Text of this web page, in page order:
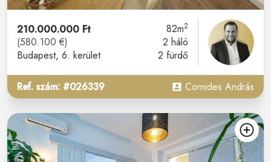
210.000.000 Ft
(580.100 €)
Budapest, 6. kerület
82m2
2 háló
2 fürdő
Ref. szám: #026339 Cornides András